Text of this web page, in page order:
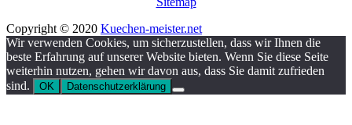
Copyright © 2020 Kuechen-meister.net
Wir verwenden Cookies, um sicherzustellen, dass wir Ihnen die
beste Erfahrung auf unserer Website bieten. Wenn Sie diese Seite
weiterhin nutzen, gehen wir davon aus, dass Sie damit zufrieden
sind.
OK Datenschutzerklärung